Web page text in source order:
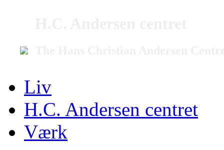
Liv
H.C. Andersen centret
Værk